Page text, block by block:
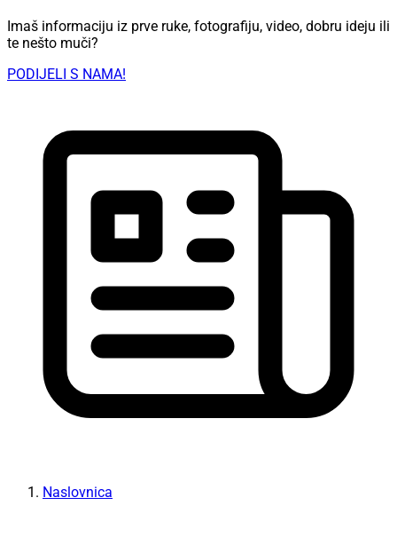
Imaš informaciju iz prve ruke, fotografiju, video, dobru ideju ili
te nešto muči?
PODIJELI S NAMA!
Naslovnica